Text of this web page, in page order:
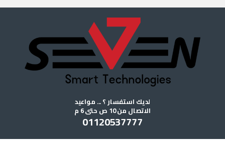
لديك استفسار ؟ ... مواعيد
الاتصال من 10 ص حتى 6 م
01120537777